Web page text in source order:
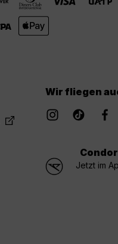
Wir fliegen
Condor
Jetzt im